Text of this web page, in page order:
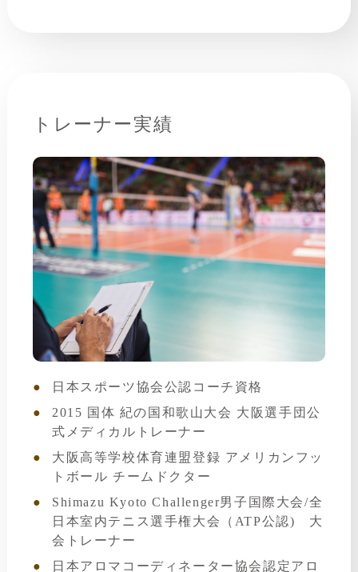
トレーナー実績
日本スポーツ協会公認コーチ資格
2015 国体 紀の国和歌山大会 大阪選手団公
式メディカルトレーナー
大阪高等学校体育連盟登録 アメリカンフッ
トボール チームドクター
Shimazu Kyoto Challenger男子国際大会/全
日本室内テニス選手権大会（ATP公認) 大
会トレーナー
日本アロマコーディネーター協会認定アロ